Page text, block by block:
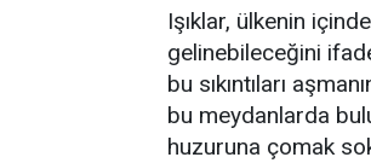
Işıklar, ülkenin
gelinebileceğini
bu sıkıntıları
bu meydanlarda
huzuruna çomak